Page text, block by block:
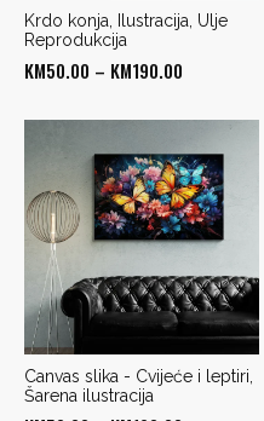
Krdo konja, Ilustracija, Ulje
Reprodukcija
KM50.00 – KM190.00
KM50.00
through
KM190.00
Canvas slika - Cvijeće i leptiri,
Šarena ilustracija